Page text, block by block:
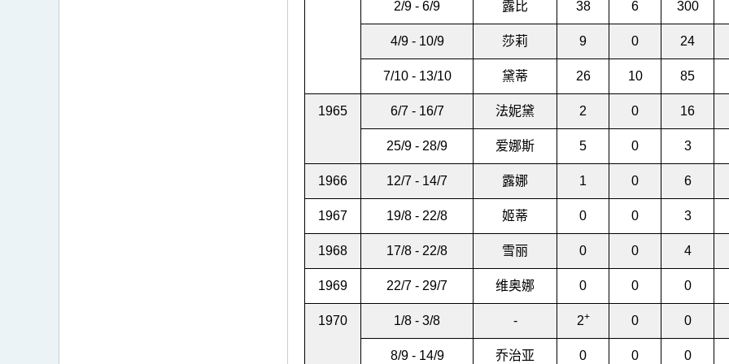
2/9 - 6/9 露比 38 6 300
4/9 - 10/9 莎莉 9 0 24
7/10 - 13/10 黛蒂 26 10 85
1965 6/7 - 16/7 法妮黛 2 0 16
25/9 - 28/9 爱娜斯 5 0 3
1966 12/7 - 14/7 露娜 1 0 6
1967 19/8 - 22/8 姬蒂 0 0 3
1968 17/8 - 22/8 雪丽 0 0 4
1969 22/7 - 29/7 维奥娜 0 0 0
1970 1/8 - 3/8 - 2+ 0 0
8/9 - 14/9 乔治亚 0 0 0